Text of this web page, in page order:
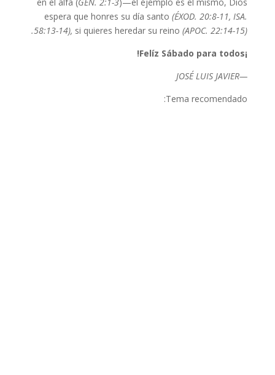
espera que honres su día santo(ÉXOD. 20:8-11, ISA.
58:13-14), si quieres heredar su reino (APOC. 22:14-15).
¡Felíz Sábado para todos!
—JOSÉ LUIS JAVIER
Tema recomendado: